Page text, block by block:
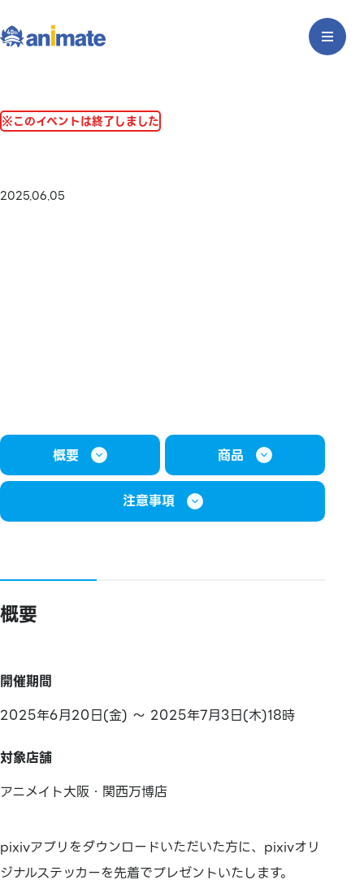
※このイベントは終了しました
2025.06.05
概要 商品
注意事項
概要
開催期間
2025年6月20日(金) ～ 2025年7月3日(木)18時
対象店舗
アニメイト大阪・関西万博店
pixivアプリをダウンロードいただいた方に、pixivオリ
ジナルステッカーを先着でプレゼントいたします。